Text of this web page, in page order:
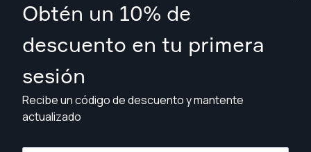
Obtén un 10% de
descuento en tu primera
sesión
Recibe un código de descuento y mantente
actualizado
Encuentra fotógrafos desde A$109